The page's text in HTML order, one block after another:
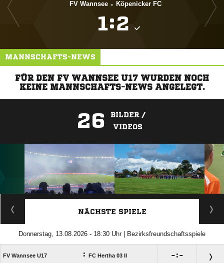
FV Wannsee - Köpenicker FC
:
MANNSCHAFTS-NEWS
FÜR DEN FV WANNSEE U17 WURDEN NOCH
KEINE MANNSCHAFTS-NEWS ANGELEGT.
26
BILDER /
VIDEOS
ANZEIGE
NÄCHSTE SPIELE
Donnerstag, 13.08.2026 - 18:30 Uhr | Bezirksfreundschaftsspiele
FV Wannsee U17 : FC Hertha 03 II :